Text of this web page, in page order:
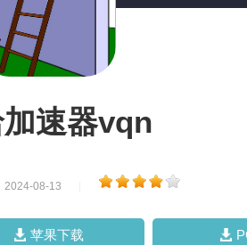
加速器vqn
2024-08-13
苹果下载